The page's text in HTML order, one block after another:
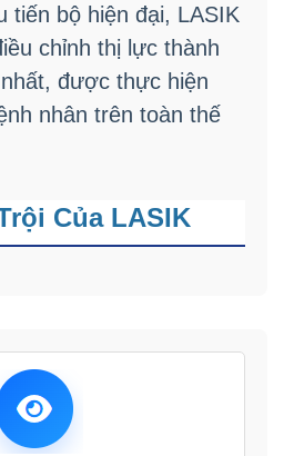
tiến bộ hiện đại, LASIK
chỉnh thị lực thành
được thực hiện
nhân trên toàn thế
Của LASIK